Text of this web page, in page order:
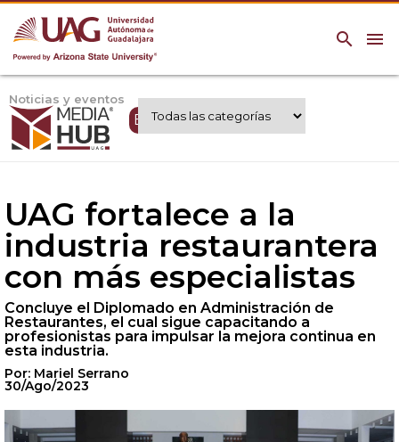
menu
search
Noticias y eventos
Expertos UAG
UAG fortalece a la
industria restaurantera
con más especialistas
Concluye el Diplomado en Administración de
Restaurantes, el cual sigue capacitando a
profesionistas para impulsar la mejora continua en
esta industria.
Por: Mariel Serrano
30/Ago/2023